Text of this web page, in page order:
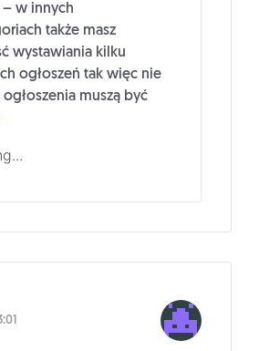
w innych
także masz
wystawiania kilku
ogłoszeń tak więc nie
muszą być